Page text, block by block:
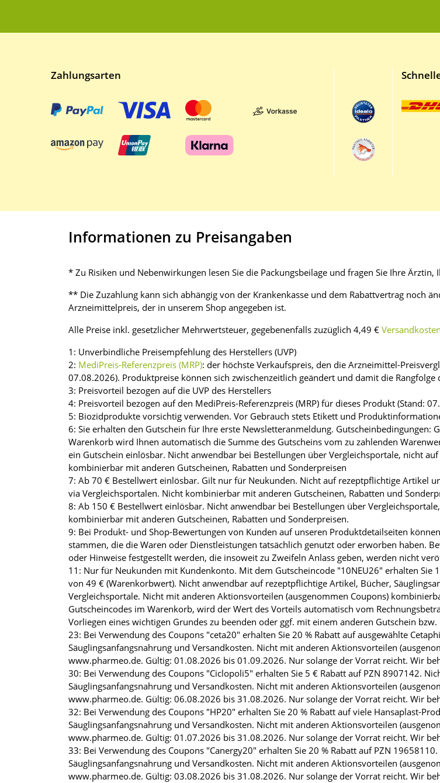
Zahlungsarten
Informationen zu Preisangaben
* Zu Risiken und Nebenwirkungen lesen Sie die Packungsbeilage und fragen Sie Ihre
** Die Zuzahlung kann sich abhängig von der Krankenkasse und dem Rabattvertrag noch
Arzneimittelpreis, der in unserem Shop angegeben ist.
Alle Preise inkl. gesetzlicher Mehrwertsteuer, gegebenenfalls zuzüglich 4,49 € Versandkosten
1: Unverbindliche Preisempfehlung des Herstellers (UVP)
2: MediPreis-Referenzpreis (MRP): der höchste Verkaufspreis, den die Arzneimittel-
07.08.2026). Produktpreise können sich zwischenzeitlich geändert und damit die Rangfolge
3: Preisvorteil bezogen auf die UVP des Herstellers
4: Preisvorteil bezogen auf den MediPreis-Referenzpreis (MRP) für dieses Produkt (Stand:
5: Biozidprodukte vorsichtig verwenden. Vor Gebrauch stets Etikett und
6: Sie erhalten den Gutschein für Ihre erste Newsletteranmeldung. Gutscheinbedingungen:
Warenkorb wird Ihnen automatisch die Summe des Gutscheins vom zu zahlenden
ein Gutschein einlösbar. Nicht anwendbar bei Bestellungen über Vergleichsportale, nicht
kombinierbar mit anderen Gutscheinen, Rabatten und Sonderpreisen
7: Ab 70 € Bestellwert einlösbar. Gilt nur für Neukunden. Nicht auf rezeptpflichtige Artikel
via Vergleichsportalen. Nicht kombinierbar mit anderen Gutscheinen, Rabatten und
8: Ab 150 € Bestellwert einlösbar. Nicht anwendbar bei Bestellungen über
kombinierbar mit anderen Gutscheinen, Rabatten und Sonderpreisen.
9: Bei Produkt- und Shop-Bewertungen von Kunden auf unseren Produktdetailseiten
stammen, die die Waren oder Dienstleistungen tatsächlich genutzt oder erworben haben.
oder Hinweise festgestellt werden, die insoweit zu Zweifeln Anlass geben, werden nicht
11: Nur für Neukunden mit Kundenkonto. Mit dem Gutscheincode "10NEU26" erhalten Sie
von 49 € (Warenkorbwert). Nicht anwendbar auf rezeptpflichtige Artikel, Bücher,
Vergleichsportale. Nicht mit anderen Aktionsvorteilen (ausgenommen Coupons)
Gutscheincodes im Warenkorb, wird der Wert des Vorteils automatisch vom
Vorliegen eines wichtigen Grundes zu beenden oder ggf. mit einem anderen Gutschein
23: Bei Verwendung des Coupons "ceta20" erhalten Sie 20 % Rabatt auf ausgewählte
Säuglingsanfangsnahrung und Versandkosten. Nicht mit anderen Aktionsvorteilen
www.pharmeo.de. Gültig: 01.08.2026 bis 01.09.2026. Nur solange der Vorrat reicht. Wir
30: Bei Verwendung des Coupons "Ciclopoli5" erhalten Sie 5 € Rabatt auf PZN 8907142.
Säuglingsanfangsnahrung und Versandkosten. Nicht mit anderen Aktionsvorteilen
www.pharmeo.de. Gültig: 06.08.2026 bis 31.08.2026. Nur solange der Vorrat reicht. Wir
32: Bei Verwendung des Coupons "HP20" erhalten Sie 20 % Rabatt auf viele Hansaplast-
Säuglingsanfangsnahrung und Versandkosten. Nicht mit anderen Aktionsvorteilen
www.pharmeo.de. Gültig: 01.07.2026 bis 31.08.2026. Nur solange der Vorrat reicht. Wir
33: Bei Verwendung des Coupons "Canergy20" erhalten Sie 20 % Rabatt auf PZN
Säuglingsanfangsnahrung und Versandkosten. Nicht mit anderen Aktionsvorteilen
www.pharmeo.de. Gültig: 03.08.2026 bis 31.08.2026. Nur solange der Vorrat reicht. Wir